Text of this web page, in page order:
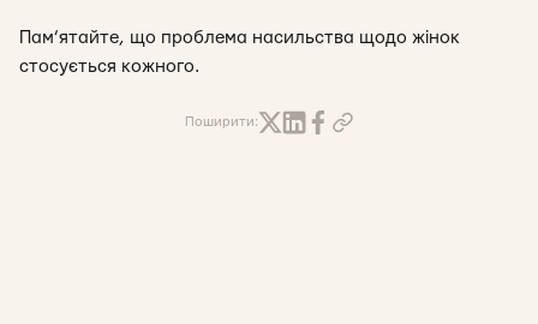
Пам’ятайте, що проблема насильства щодо жінок
стосується кожного.
Поширити: